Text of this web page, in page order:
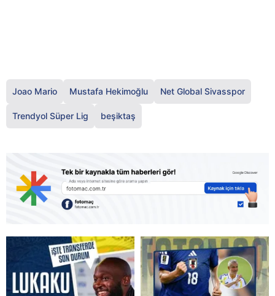
Joao Mario Mustafa Hekimoğlu Net Global Sivasspor
Trendyol Süper Lig beşiktaş